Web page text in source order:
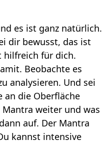
es ist ganz natürlich.
dir bewusst, das ist
hilfreich für dich.
Beobachte es
analysieren. Und sei
an die Oberfläche
weiter und was
auf. Der Mantra
kannst intensive